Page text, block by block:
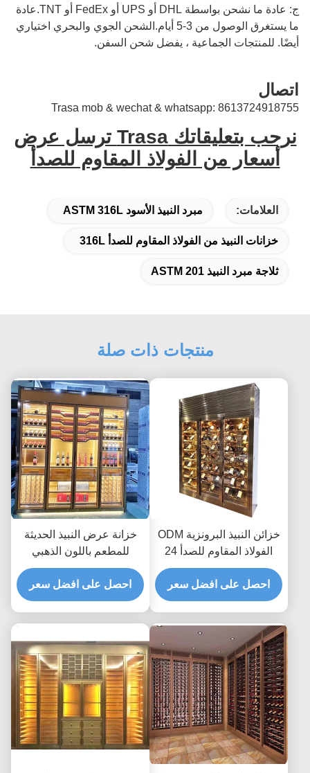
ج: عادة ما نشحن بواسطة DHL أو UPS أو FedEx أو TNT.عادة
ما يستغرق الوصول من 3-5 أيام.الشحن الجوي والبحري اختياري
أيضًا. للمنتجات الجماعية ، يفضل شحن السفن.
اتصال
Trasa mob & wechat & whatsapp: 8613724918755
نرحب بتعليقاتك Trasa ترسل عرض
أسعار من الفولاذ المقاوم للصدأ
العلامات: مبرد النبيذ الأسود ASTM 316L
خزانات النبيذ من الفولاذ المقاوم للصدأ 316L
ثلاجة مبرد النبيذ ASTM 201
منتجات ذات صلة
خزائن النبيذ البرونزية ODM
الفولاذ المقاوم للصدأ 24
بوصة ثلاجة النبيذ AC240V
احصل على افضل سعر
خزانة عرض النبيذ الحديثة
للمطعم باللون الذهبي
الوردي TUV 350 * 190 سم
احصل على افضل سعر